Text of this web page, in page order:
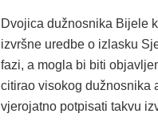
Dvojica dužnosnika Bijele
izvršne uredbe o izlasku
fazi, a mogla bi biti
citirao visokog dužnosnika
vjerojatno potpisati takvu